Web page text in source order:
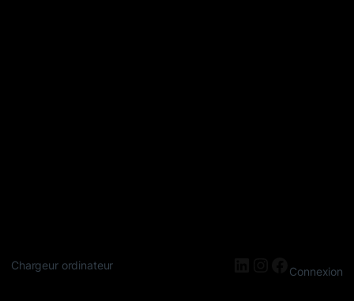
Chargeur ordinateur LinkedIn
Instagram
Connexion